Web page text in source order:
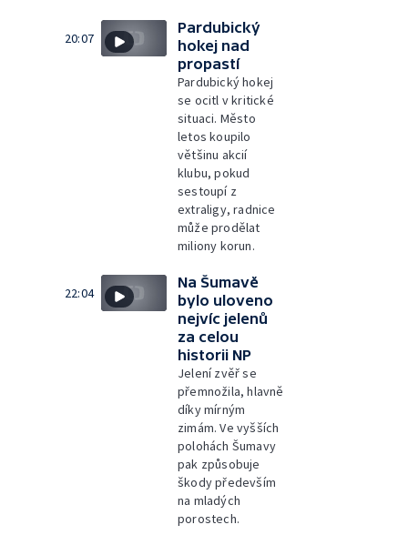
20:07
Pardubický
hokej nad
propastí
Pardubický hokej
se ocitl v kritické
situaci. Město
letos koupilo
většinu akcií
klubu, pokud
sestoupí z
extraligy, radnice
může prodělat
miliony korun.
22:04
Na Šumavě
bylo uloveno
nejvíc jelenů
za celou
historii NP
Jelení zvěř se
přemnožila, hlavně
díky mírným
zimám. Ve vyšších
polohách Šumavy
pak způsobuje
škody především
na mladých
porostech.